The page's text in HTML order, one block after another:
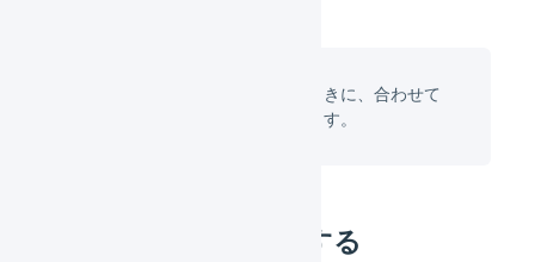
するときに、合わせて
発注点を設定することができます。
発注点を一括で設定する